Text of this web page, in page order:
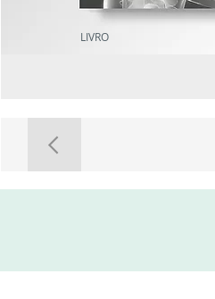
LIVRO